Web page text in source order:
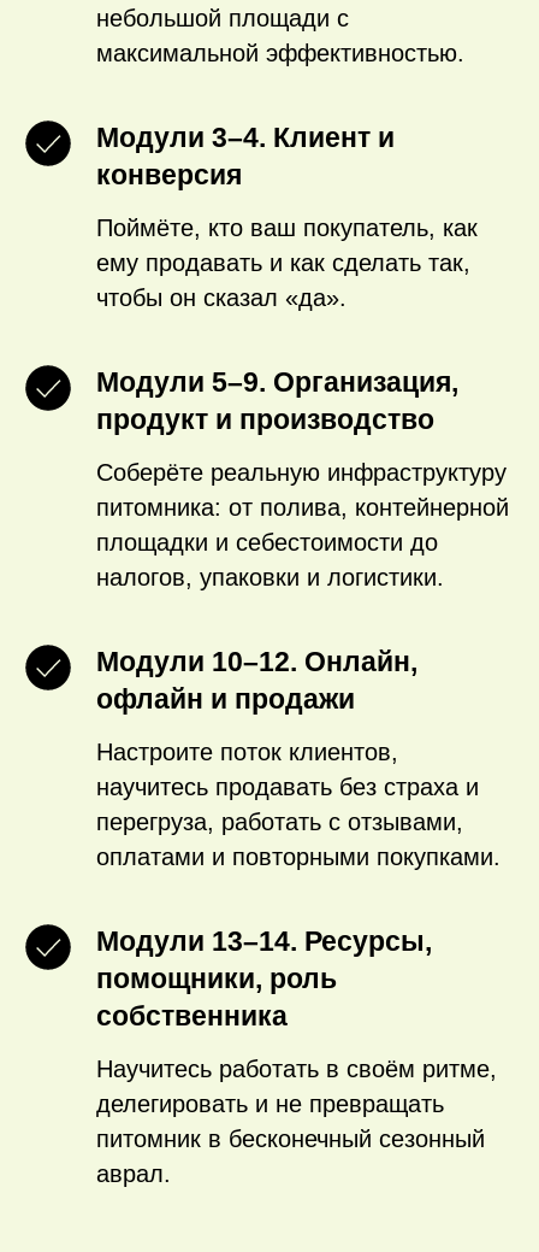
небольшой площади с
максимальной эффективностью.
Модули 3–4. Клиент и
конверсия
Поймёте, кто ваш покупатель, как
ему продавать и как сделать так,
чтобы он сказал «да».
Модули 5–9. Организация,
продукт и производство
Соберёте реальную инфраструктуру
питомника: от полива, контейнерной
площадки и себестоимости до
налогов, упаковки и логистики.
Модули 10–12. Онлайн,
офлайн и продажи
Настроите поток клиентов,
научитесь продавать без страха и
перегруза, работать с отзывами,
оплатами и повторными покупками.
Модули 13–14. Ресурсы,
помощники, роль
собственника
Научитесь работать в своём ритме,
делегировать и не превращать
питомник в бесконечный сезонный
аврал.